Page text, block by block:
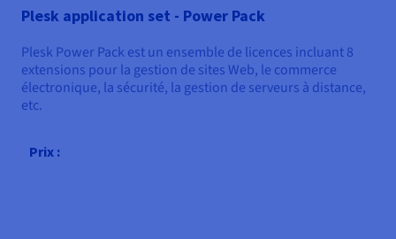
Plesk application set - Power Pack
Plesk Power Pack est un ensemble de licences incluant 8
extensions pour la gestion de sites Web, le commerce
électronique, la sécurité, la gestion de serveurs à distance,
etc.
Prix :